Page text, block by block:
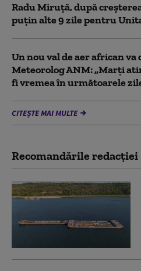
Radu Miruță, după
puțin alte 9 zile pentru
Un nou val de aer african
Meteorolog ANM: „Marți
fi vremea în următoarele
CITEȘTE MAI MULTE
Recomandările redacţiei